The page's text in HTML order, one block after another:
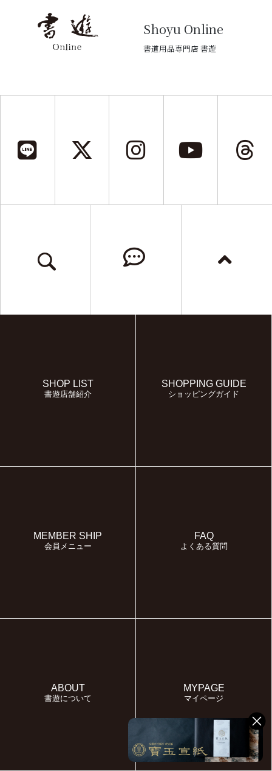
Shoyu Online
書道用品専門店 書遊
SHOP LIST
書遊店舗紹介
SHOPPING GUIDE
ショッピングガイド
MEMBER SHIP
会員メニュー
FAQ
よくある質問
ABOUT
書遊について
MYPAGE
マイページ